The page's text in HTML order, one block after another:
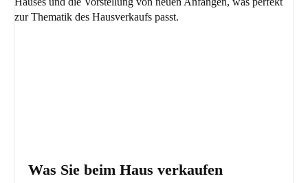
Was Sie beim Haus verkaufen